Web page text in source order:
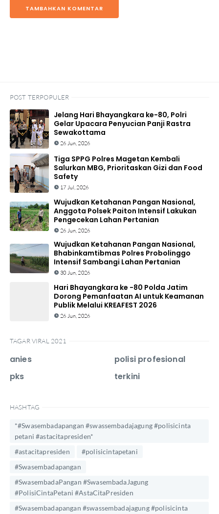
TAMBAHKAN KOMENTAR
POST TERPOPULER
Jelang Hari Bhayangkara ke-80, Polri
Gelar Upacara Penyucian Panji Rastra
Sewakottama
26 Jun, 2026
Tiga SPPG Polres Magetan Kembali
Salurkan MBG, Prioritaskan Gizi dan Food
Safety
17 Jul, 2026
Wujudkan Ketahanan Pangan Nasional,
Anggota Polsek Paiton Intensif Lakukan
Pengecekan Lahan Pertanian
26 Jun, 2026
Wujudkan Ketahanan Pangan Nasional,
Bhabinkamtibmas Polres Probolinggo
Intensif Sambangi Lahan Pertanian
30 Jun, 2026
Hari Bhayangkara ke -80 Polda Jatim
Dorong Pemanfaatan AI untuk Keamanan
Publik Melalui KREAFEST 2026
26 Jun, 2026
TAGAR VIRAL 2021
anies
pks
polisi profesional
terkini
HASHTAG
*#Swasembadapangan #swassembadajagung #polisicinta
petani #astacitapresiden*
#astacitapresiden
#polisicintapetani
#Swasembadapangan
#SwasembadaPangan #SwasembadaJagung
#PolisiCintaPetani #AstaCitaPresiden
#Swasembadapangan #swassembadajagung #polisicinta